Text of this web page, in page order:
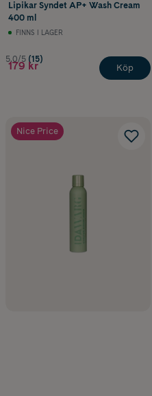
Lipikar Syndet AP+ Wash Cream
400 ml
FINNS I LAGER
5.0/5 (15)
179 kr Köp
Nice Price